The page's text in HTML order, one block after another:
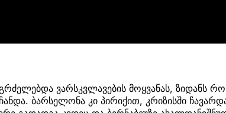
ვარსკვლავების მოყვანას, ზიდანს
ბარსელონა კი პირიქით, კრიზისში